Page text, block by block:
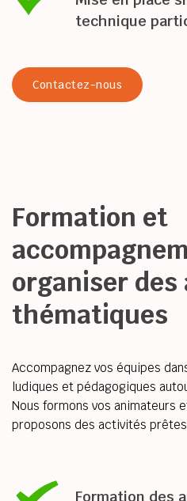
technique
Contactez-nous
Formation et
organiser
thématiques
Accompagnez vos équipes
ludiques et pédagogiques
Nous formons vos animateurs
proposons des activités prêtes
Formation des